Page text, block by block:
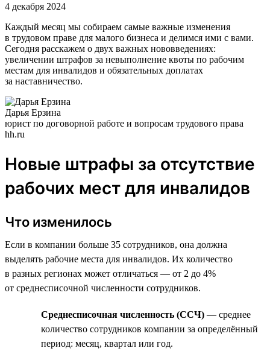
4 декабря 2024
Каждый месяц мы собираем самые важные изменения
в трудовом праве для малого бизнеса и делимся ими с вами.
Сегодня расскажем о двух важных нововведениях:
увеличении штрафов за невыполнение квоты по рабочим
местам для инвалидов и обязательных доплатах
за наставничество.
Дарья Ерзина
юрист по договорной работе и вопросам трудового права
hh.ru
Новые штрафы за отсутствие
рабочих мест для инвалидов
Что изменилось
Если в компании больше 35 сотрудников, она должна
выделять рабочие места для инвалидов. Их количество
в разных регионах может отличаться — от 2 до 4%
от среднесписочной численности сотрудников.
Среднесписочная численность (ССЧ) — среднее
количество сотрудников компании за определённый
период: месяц, квартал или год.